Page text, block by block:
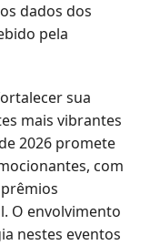
dados dos
pela
sua
mais vibrantes
2026 promete
com
O envolvimento
nestes eventos